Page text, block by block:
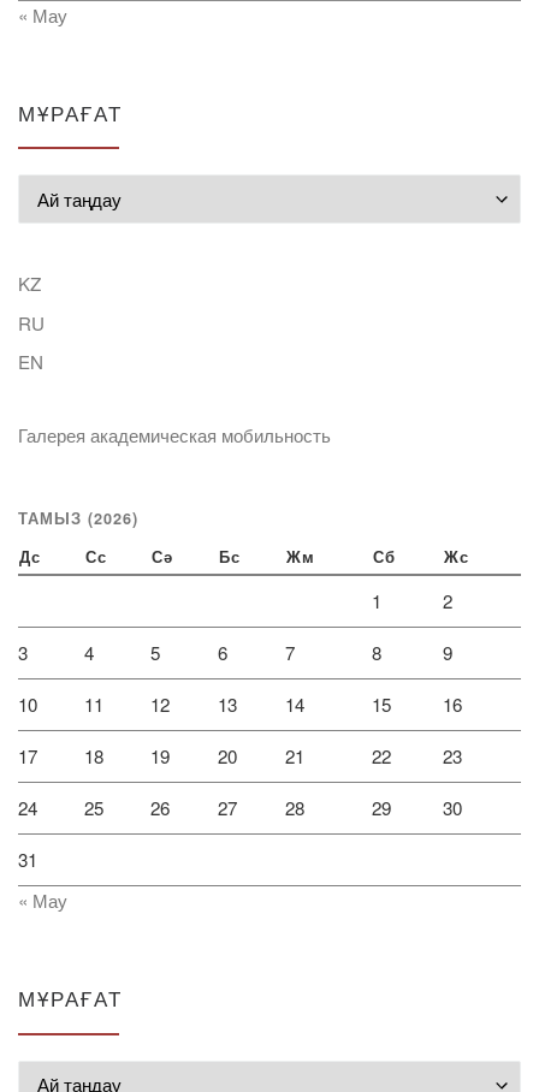
« Мау
МҰРАҒАТ
KZ
RU
EN
Галерея академическая мобильность
ТАМЫЗ (2026)
Дс Сс Сә Бс Жм Сб Жс
1 2
3 4 5 6 7 8 9
10 11 12 13 14 15 16
17 18 19 20 21 22 23
24 25 26 27 28 29 30
31
« Мау
МҰРАҒАТ